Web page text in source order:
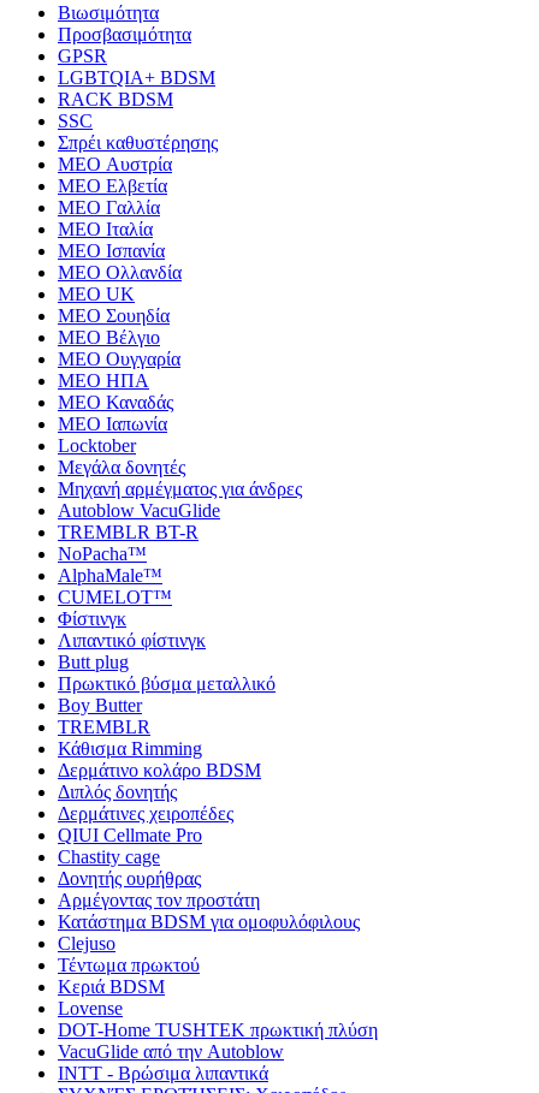
Βιωσιμότητα
Προσβασιμότητα
GPSR
LGBTQIA+ BDSM
RACK BDSM
SSC
Σπρέι καθυστέρησης
MEO Αυστρία
MEO Ελβετία
MEO Γαλλία
MEO Ιταλία
MEO Ισπανία
MEO Ολλανδία
MEO UK
MEO Σουηδία
MEO Βέλγιο
MEO Ουγγαρία
MEO ΗΠΑ
MEO Καναδάς
MEO Ιαπωνία
Locktober
Μεγάλα δονητές
Μηχανή αρμέγματος για άνδρες
Autoblow VacuGlide
TREMBLR BT-R
NoPacha™
AlphaMale™
CUMELOT™
Φίστινγκ
Λιπαντικό φίστινγκ
Butt plug
Πρωκτικό βύσμα μεταλλικό
Boy Butter
TREMBLR
Κάθισμα Rimming
Δερμάτινο κολάρο BDSM
Διπλός δονητής
Δερμάτινες χειροπέδες
QIUI Cellmate Pro
Chastity cage
Δονητής ουρήθρας
Αρμέγοντας τον προστάτη
Κατάστημα BDSM για ομοφυλόφιλους
Clejuso
Τέντωμα πρωκτού
Κεριά BDSM
Lovense
DOT-Home TUSHTEK πρωκτική πλύση
VacuGlide από την Autoblow
INTT - Βρώσιμα λιπαντικά